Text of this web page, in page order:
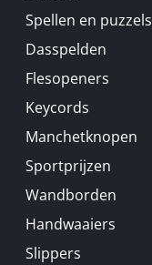
Spellen en puzzels
Dasspelden
Flesopeners
Keycords
Manchetknopen
Sportprijzen
Wandborden
Handwaaiers
Slippers